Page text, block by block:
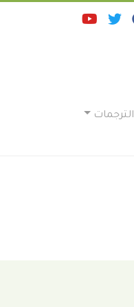
الترجمات